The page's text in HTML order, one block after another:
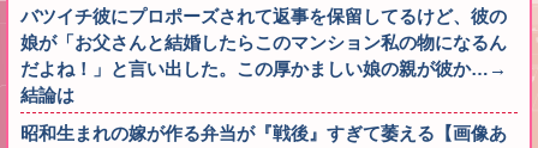
バツイチ彼にプロポーズされて返事を保留してるけど、彼の
娘が「お父さんと結婚したらこのマンション私の物になるん
だよね！」と言い出した。この厚かましい娘の親が彼か…→
結論は
昭和生まれの嫁が作る弁当が『戦後』すぎて萎える【画像あ